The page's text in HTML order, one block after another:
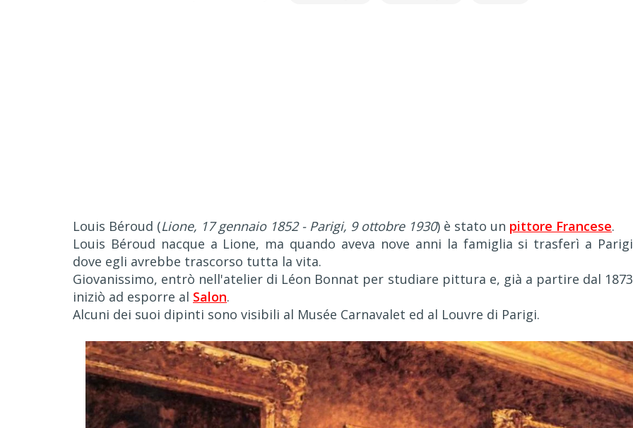
Louis Béroud (Lione, 17 gennaio 1852 - Parigi, 9 ottobre 1930) è stato un pittore Francese.
Louis Béroud nacque a Lione, ma quando aveva nove anni la famiglia si trasferì a
dove egli avrebbe trascorso tutta la vita.
Giovanissimo, entrò nell'atelier di Léon Bonnat per studiare pittura e, già a partire dal
iniziò ad esporre al Salon.
Alcuni dei suoi dipinti sono visibili al Musée Carnavalet ed al Louvre di Parigi.